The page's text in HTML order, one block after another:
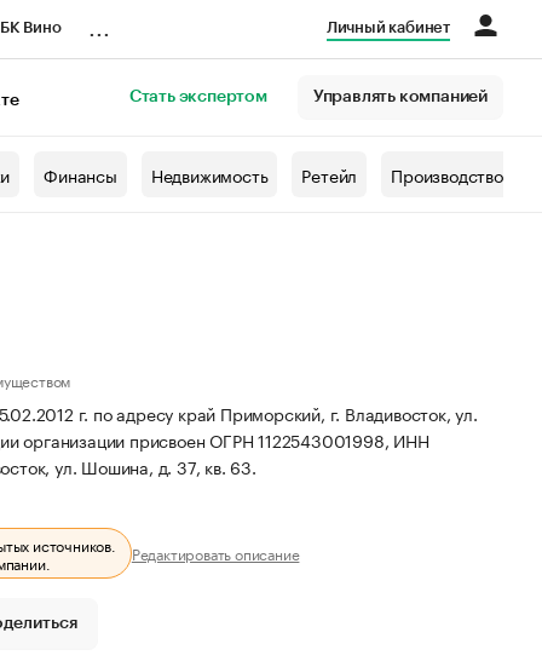
Вино Личный кабинет
Стать экспертом Управлять компанией
Финансы Недвижимость Ретейл Производство
г. по адресу край Приморский, г. Владивосток, ул.
организации присвоен ОГРН 1122543001998, ИНН
ул. Шошина, д. 37, кв. 63.
источников. Редактировать описание